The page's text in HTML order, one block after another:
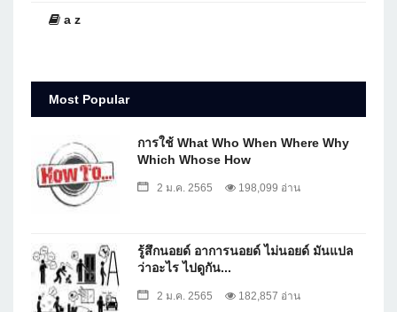
a z
Most Popular
การใช้ What Who When Where Why
Which Whose How
2 ม.ค. 2565 198,099 อ่าน
รู้สึกนอยด์ อาการนอยด์ ไม่นอยด์ มันแปล
ว่าอะไร ไปดูกัน...
2 ม.ค. 2565 182,857 อ่าน